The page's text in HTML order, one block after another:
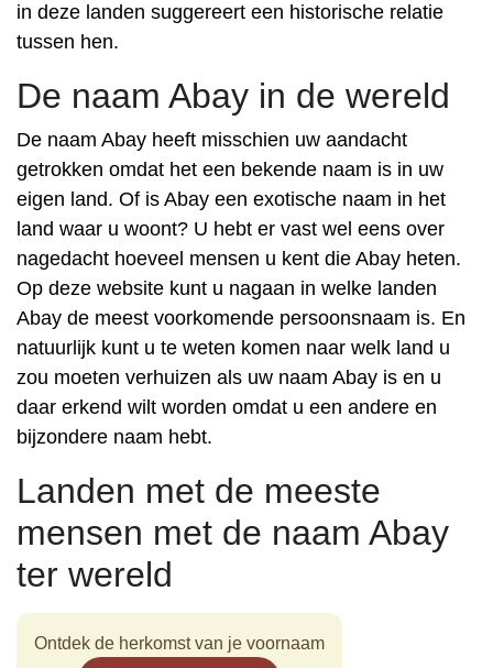
in deze landen suggereert een historische relatie
tussen hen.
De naam Abay in de wereld
De naam Abay heeft misschien uw aandacht
getrokken omdat het een bekende naam is in uw
eigen land. Of is Abay een exotische naam in het
land waar u woont? U hebt er vast wel eens over
nagedacht hoeveel mensen u kent die Abay heten.
Op deze website kunt u nagaan in welke landen
Abay de meest voorkomende persoonsnaam is. En
natuurlijk kunt u te weten komen naar welk land u
zou moeten verhuizen als uw naam Abay is en u
daar erkend wilt worden omdat u een andere en
bijzondere naam hebt.
Landen met de meeste
mensen met de naam Abay
ter wereld
Ontdek de herkomst van je voornaam